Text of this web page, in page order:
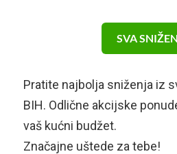
SVA
Pratite najbolja sniženja iz
BIH. Odlične akcijske
vaš kućni budžet.
Značajne uštede za tebe!